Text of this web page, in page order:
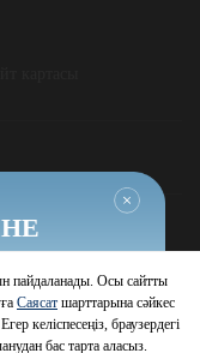
пайдаланады. Осы сайтты
Саясат шарттарына сәйкес
келіспесеңіз, браузердегі
бас тарта аласыз.
Жабу